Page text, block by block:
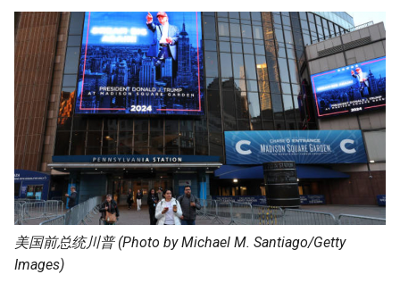
n
g
e
a
r
c
h
五、制造心理压力的政治威
慑战
摘要与附加信息
附加信息 [Processed Page
Metadata]
美国前总统川普 (Photo by Michael M. Santiago/Getty
Images)